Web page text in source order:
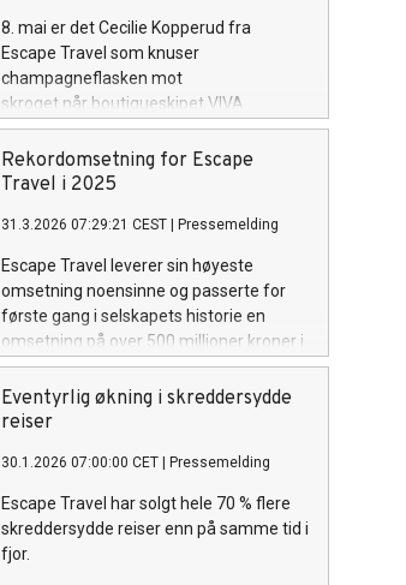
8. mai er det Cecilie Kopperud fra
Escape Travel som knuser
champagneflasken mot
skroget når boutiqueskipet VIVA
Beyond blir døpt i Paris.
Rekordomsetning for Escape
Travel i 2025
31.3.2026 07:29:21 CEST Pressemelding
Escape Travel leverer sin høyeste
omsetning noensinne og passerte for
første gang i selskapets historie en
omsetning på over 500 millioner kroner i
2025.
Eventyrlig økning i skreddersydde
reiser
30.1.2026 07:00:00 CET Pressemelding
Escape Travel har solgt hele 70 % flere
skreddersydde reiser enn på samme tid i
fjor.